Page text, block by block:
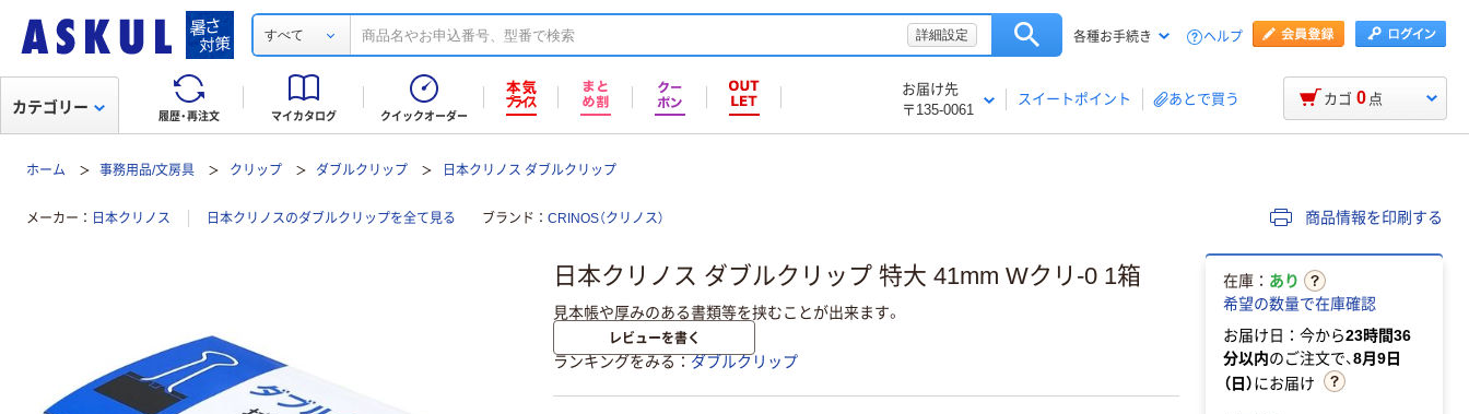
すべて 詳細設定 各種お手続き ヘルプ
履歴・再注文 マイカタログ クイックオーダー
お届け先
〒135-0061
スイートポイント あとで買う
カテゴリー カゴ 0 点
ホーム 事務用品/文房具 クリップ ダブルクリップ 日本クリノス ダブルクリップ
メーカー 日本クリノス 日本クリノスのダブルクリップを全て見る ブランド CRINOS（クリノス） 商品情報を印刷する
日本クリノス ダブルクリップ 特大 41mm Wクリ-0 1箱
見本帳や厚みのある書類等を挟むことが出来ます。
レビューを書く
ランキングをみる ダブルクリップ
在庫： あり
希望の数量で在庫確認
お届け日：今から23時間36
分以内のご注文で、8月9日
（日）にお届け